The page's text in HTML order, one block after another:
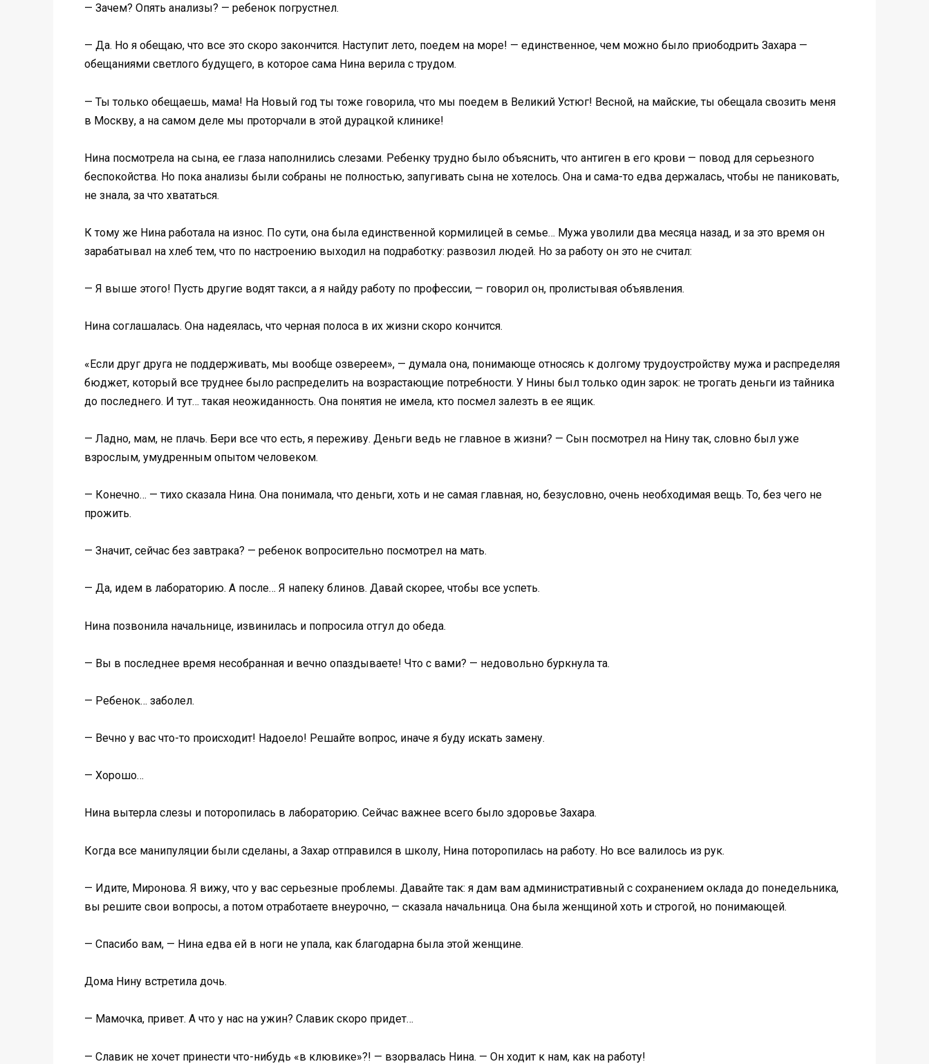
— Зачем? Опять анализы? — ребенок погрустнел.
— Да. Но я обещаю, что все это скоро закончится. Наступит лето, поедем на море! — единственное, чем можно было приободрить Захара —
обещаниями светлого будущего, в которое сама Нина верила с трудом.
— Ты только обещаешь, мама! На Новый год ты тоже говорила, что мы поедем в Великий Устюг! Весной, на майские, ты обещала свозить меня
в Москву, а на самом деле мы проторчали в этой дурацкой клинике!
Нина посмотрела на сына, ее глаза наполнились слезами. Ребенку трудно было объяснить, что антиген в его крови — повод для серьезного
беспокойства. Но пока анализы были собраны не полностью, запугивать сына не хотелось. Она и сама-то едва держалась, чтобы не паниковать,
не знала, за что хвататься.
К тому же Нина работала на износ. По сути, она была единственной кормилицей в семье… Мужа уволили два месяца назад, и за это время он
зарабатывал на хлеб тем, что по настроению выходил на подработку: развозил людей. Но за работу он это не считал:
— Я выше этого! Пусть другие водят такси, а я найду работу по профессии, — говорил он, пролистывая объявления.
Нина соглашалась. Она надеялась, что черная полоса в их жизни скоро кончится.
«Если друг друга не поддерживать, мы вообще озвереем», — думала она, понимающе относясь к долгому трудоустройству мужа и распределяя
бюджет, который все труднее было распределить на возрастающие потребности. У Нины был только один зарок: не трогать деньги из тайника
до последнего. И тут… такая неожиданность. Она понятия не имела, кто посмел залезть в ее ящик.
— Ладно, мам, не плачь. Бери все что есть, я переживу. Деньги ведь не главное в жизни? — Сын посмотрел на Нину так, словно был уже
взрослым, умудренным опытом человеком.
— Конечно… — тихо сказала Нина. Она понимала, что деньги, хоть и не самая главная, но, безусловно, очень необходимая вещь. То, без чего не
прожить.
— Значит, сейчас без завтрака? — ребенок вопросительно посмотрел на мать.
— Да, идем в лабораторию. А после… Я напеку блинов. Давай скорее, чтобы все успеть.
Нина позвонила начальнице, извинилась и попросила отгул до обеда.
— Вы в последнее время несобранная и вечно опаздываете! Что с вами? — недовольно буркнула та.
— Ребенок… заболел.
— Вечно у вас что-то происходит! Надоело! Решайте вопрос, иначе я буду искать замену.
— Хорошо…
Нина вытерла слезы и поторопилась в лабораторию. Сейчас важнее всего было здоровье Захара.
Когда все манипуляции были сделаны, а Захар отправился в школу, Нина поторопилась на работу. Но все валилось из рук.
— Идите, Миронова. Я вижу, что у вас серьезные проблемы. Давайте так: я дам вам административный с сохранением оклада до понедельника,
вы решите свои вопросы, а потом отработаете внеурочно, — сказала начальница. Она была женщиной хоть и строгой, но понимающей.
— Спасибо вам, — Нина едва ей в ноги не упала, как благодарна была этой женщине.
Дома Нину встретила дочь.
— Мамочка, привет. А что у нас на ужин? Славик скоро придет…
— Славик не хочет принести что-нибудь «в клювике»?! — взорвалась Нина. — Он ходит к нам, как на работу!